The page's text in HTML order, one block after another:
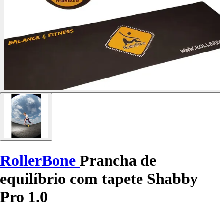
RollerBone Prancha de
equilíbrio com tapete Shabby
Pro 1.0